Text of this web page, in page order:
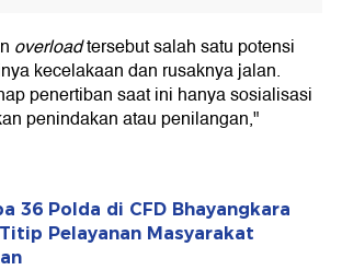
overloadtersebut salah satu potensi
kecelakaan dan rusaknya jalan.
penertiban saat ini hanya sosialisasi
penindakan atau penilangan,"
36 Polda di CFD Bhayangkara
Pelayanan Masyarakat